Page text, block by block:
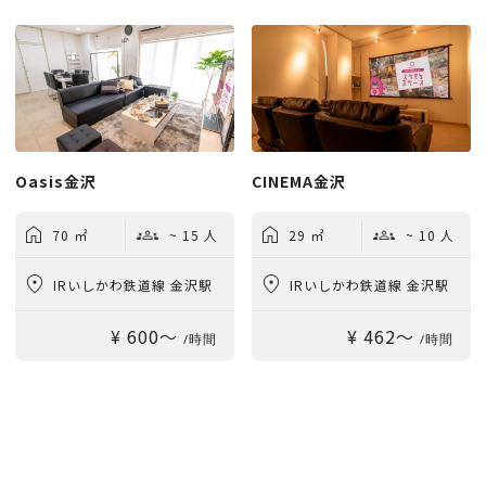
Oasis金沢
70 ㎡ ~ 15 人
IRいしかわ鉄道線 金沢駅
¥ 600〜 /時間
CINEMA金沢
29 ㎡ ~ 10 人
IRいしかわ鉄道線 金沢駅
¥ 462〜 /時間